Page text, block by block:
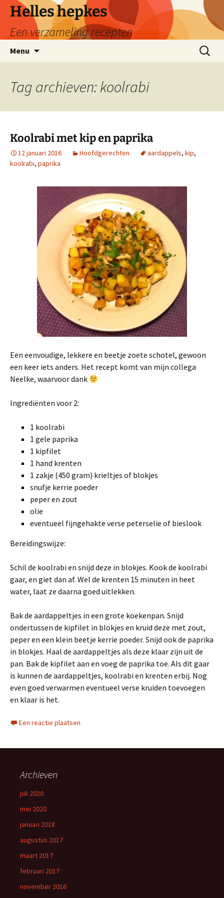
naar
inhoud
Helles hepkes
Een verzameling recepten
Menu
Zoeken
naar:
Tag archieven: koolrabi
Koolrabi met kip en paprika
12 januari 2016 Hoofdgerechten aardappels, kip,
koolrabi, paprika
Een eenvoudige, lekkere en beetje zoete schotel, gewoon
een keer iets anders. Het recept komt van mijn collega
Neelke, waarvoor dank
Ingrediënten voor 2:
1 koolrabi
1 gele paprika
1 kipfilet
1 hand krenten
1 zakje (450 gram) krieltjes of blokjes
snufje kerrie poeder
peper en zout
olie
eventueel fijngehakte verse peterselie of bieslook
Bereidingswijze:
Schil de koolrabi en snijd deze in blokjes. Kook de koolrabi
gaar, en giet dan af. Wel de krenten 15 minuten in heet
water, laat ze daarna goed uitlekken.
Bak de aardappeltjes in een grote koekenpan. Snijd
ondertussen de kipfilet in blokjes en kruid deze met zout,
peper en een klein beetje kerrie poeder. Snijd ook de paprika
in blokjes. Haal de aardappeltjes als deze klaar zijn uit de
pan. Bak de kipfilet aan en voeg de paprika toe. Als dit gaar
is kunnen de aardappeltjes, koolrabi en krenten erbij. Nog
even goed verwarmen eventueel verse kruiden toevoegen
en klaar is het.
Een reactie plaatsen
Archieven
juli 2020
mei 2020
januari 2018
augustus 2017
maart 2017
februari 2017
november 2016